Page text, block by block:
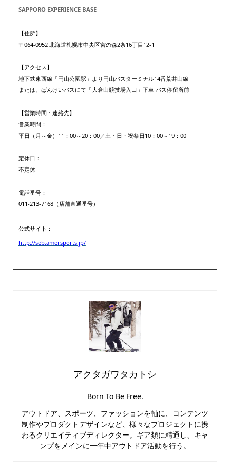
SAPPORO EXPERIENCE BASE
【住所】
〒064-0952 北海道札幌市中央区宮の森2条16丁目12-1
【アクセス】
地下鉄東西線「円山公園駅」より円山バスターミナル14番荒井山線
または、ばんけいバスにて「大倉山競技場入口」下車 バス停留所前
【営業時間・連絡先】
営業時間：
平日（月～金）11：00～20：00／土・日・祝祭日10：00～19：00
定休日：
不定休
電話番号：
011-213-7168（店舗直通番号）
公式サイト：
http://seb.amersports.jp/
アクタガワタカトシ
Born To Be Free.
アウトドア、スポーツ、ファッションを軸に、コンテンツ
制作やプロダクトデザインなど、様々なプロジェクトに携
わるクリエイティブディレクター。ギア類に精通し、キャ
ンプをメインに一年中アウトドア活動を行う。